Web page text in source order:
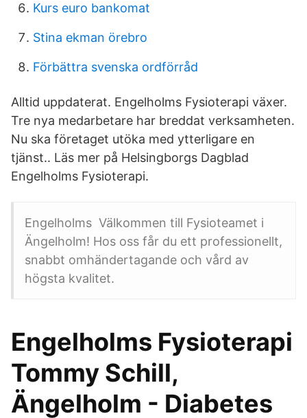
Kurs euro bankomat
Stina ekman örebro
Förbättra svenska ordförråd
Alltid uppdaterat. Engelholms Fysioterapi växer.
Tre nya medarbetare har breddat verksamheten.
Nu ska företaget utöka med ytterligare en
tjänst.. Läs mer på Helsingborgs Dagblad
Engelholms Fysioterapi.
Engelholms Välkommen till Fysioteamet i
Ängelholm! Hos oss får du ett professionellt,
snabbt omhändertagande och vård av
högsta kvalitet.
Engelholms Fysioterapi
Tommy Schill,
Ängelholm - Diabetes